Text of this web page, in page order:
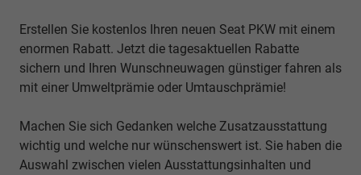
Erstellen Sie kostenlos Ihren neuen Seat PKW mit einem
enormen Rabatt. Jetzt die tagesaktuellen Rabatte
sichern und Ihren Wunschneuwagen günstiger fahren als
mit einer Umweltprämie oder Umtauschprämie!
Machen Sie sich Gedanken welche Zusatzausstattung
wichtig und welche nur wünschenswert ist. Sie haben die
Auswahl zwischen vielen Ausstattungsinhalten und